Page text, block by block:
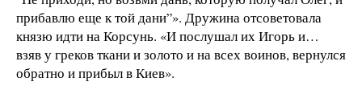
прибавлю еще к той дани”». Дружина отсоветовала
князю идти на Корсунь. «И послушал их Игорь и…
взяв у греков ткани и золото и на всех воинов, вернулся
обратно и прибыл в Киев».